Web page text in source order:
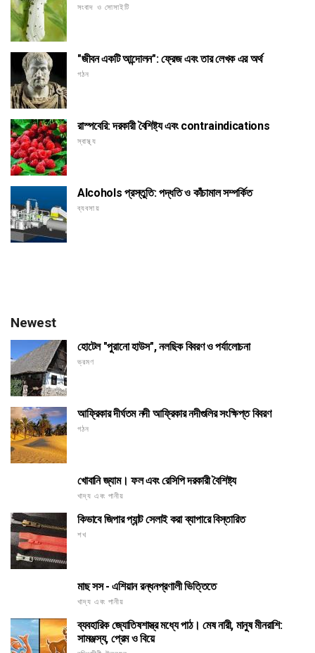
সংবাদ ও সোসাইটি
"জীবন একটি আন্দোলন": ফ্রেজ এবং তার লেখক এর অর্থ
গঠন
রাস্পবেরি: দরকারী বৈশিষ্ট্য এবং contraindications
স্বাস্থ্য
Alcohols প্রস্তুতি: পদ্ধতি ও কাঁচামাল সম্পর্কিত
ব্যবসায়
Newest
হোটেল "পুরানো হাউস", নলছিক বিবরণ ও পর্যালোচনা
ভ্রমণ
আফ্রিকার দীর্ঘতম নদী আফ্রিকার নদীগুলির সংক্ষিপ্ত বিবরণ
গঠন
খোবানি জ্যাম। ফল এবং রেসিপি দরকারী বৈশিষ্ট্য
খাদ্য এবং পানীয়
কিভাবে জিপার প্যান্ট সেলাই করা ব্যাপারে বিস্তারিত
শখ
মাছ সস - এশিয়ান রন্ধনপ্রণালী ভিত্তিতে
খাদ্য এবং পানীয়
ব্যবহারিক জ্যোতিষশাস্ত্র মধ্যে পাঠ। মেষ নারী, মানুষ মীনরাশি:
সামঞ্জস্য, প্রেম ও বিয়ে